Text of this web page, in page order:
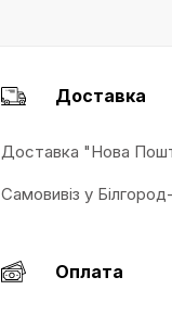
Доставка
Доставка "Нова
Самовивіз у
Оплата